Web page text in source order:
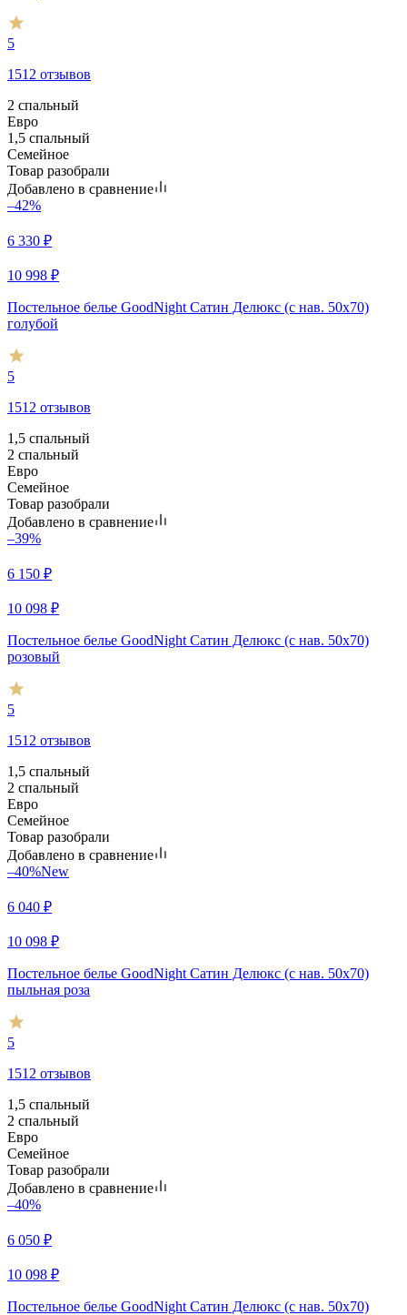
5
1512 отзывов
2 спальный
Евро
1,5 спальный
Семейное
Товар разобрали
Добавлено в сравнение
–42%
6 330 ₽
10 998 ₽
Постельное белье GoodNight Сатин Делюкс (с нав. 50х70)
голубой
5
1512 отзывов
1,5 спальный
2 спальный
Евро
Семейное
Товар разобрали
Добавлено в сравнение
–39%
6 150 ₽
10 098 ₽
Постельное белье GoodNight Сатин Делюкс (с нав. 50х70)
розовый
5
1512 отзывов
1,5 спальный
2 спальный
Евро
Семейное
Товар разобрали
Добавлено в сравнение
–40%New
6 040 ₽
10 098 ₽
Постельное белье GoodNight Сатин Делюкс (с нав. 50х70)
пыльная роза
5
1512 отзывов
1,5 спальный
2 спальный
Евро
Семейное
Товар разобрали
Добавлено в сравнение
–40%
6 050 ₽
10 098 ₽
Постельное белье GoodNight Сатин Делюкс (с нав. 50х70)